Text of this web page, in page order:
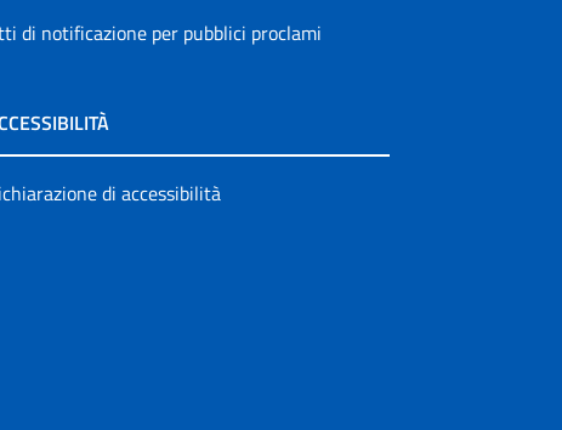
di notificazione per pubblici proclami
di accessibilità